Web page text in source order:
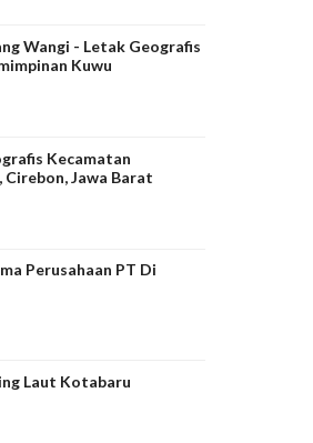
Wangi - Letak Geografis
Kuwu
Kecamatan
Cirebon, Jawa Barat
Perusahaan PT Di
Laut Kotabaru